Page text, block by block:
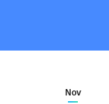
Nov